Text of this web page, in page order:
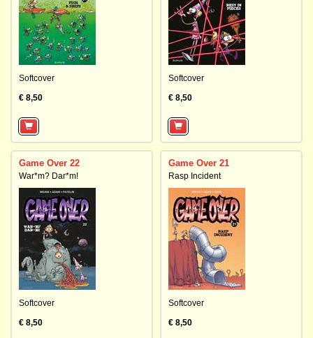
Softcover
€ 8,50
Softcover
€ 8,50
Game Over 22
War*m? Dar*m!
Softcover
€ 8,50
Game Over 21
Rasp Incident
Softcover
€ 8,50